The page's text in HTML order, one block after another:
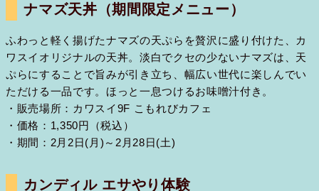
ナマズ天丼（期間限定メニュー）
ふわっと軽く揚げたナマズの天ぷらを贅沢に盛り付けた、カ
ワスイオリジナルの天丼。淡白でクセの少ないナマズは、天
ぷらにすることで旨みが引き立ち、幅広い世代に楽しんでい
ただける一品です。ほっと一息つけるお味噌汁付き。
・販売場所：カワスイ9F こもれびカフェ
・価格：1,350円（税込）
・期間：2月2日(月)～2月28日(土)
カンディル エサやり体験